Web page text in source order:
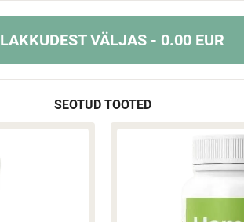
LAKKUDEST VÄLJAS - 0.00 EUR
SEOTUD TOOTED